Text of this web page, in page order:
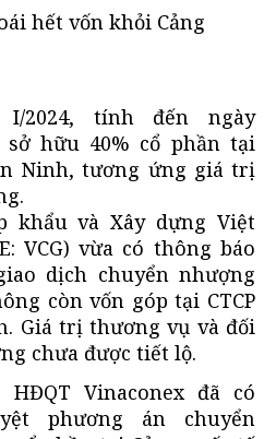
hết vốn khỏi Cảng
2024, tính đến ngày
sở hữu 40% cổ phần tại
Ninh, tương ứng giá trị
khẩu và Xây dựng Việt
VCG) vừa có thông báo
dịch chuyển nhượng
còn vốn góp tại CTCP
Giá trị thương vụ và đối
chưa được tiết lộ.
Vinaconex đã có
phương án chuyển